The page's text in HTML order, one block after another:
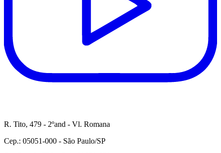
R. Tito, 479 - 2ºand - Vl. Romana
Cep.: 05051-000 - São Paulo/SP